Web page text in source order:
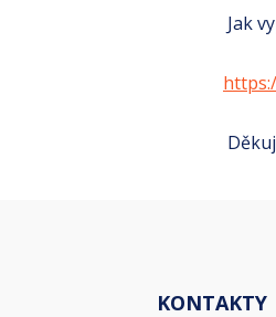
Jak
KONTAKTY